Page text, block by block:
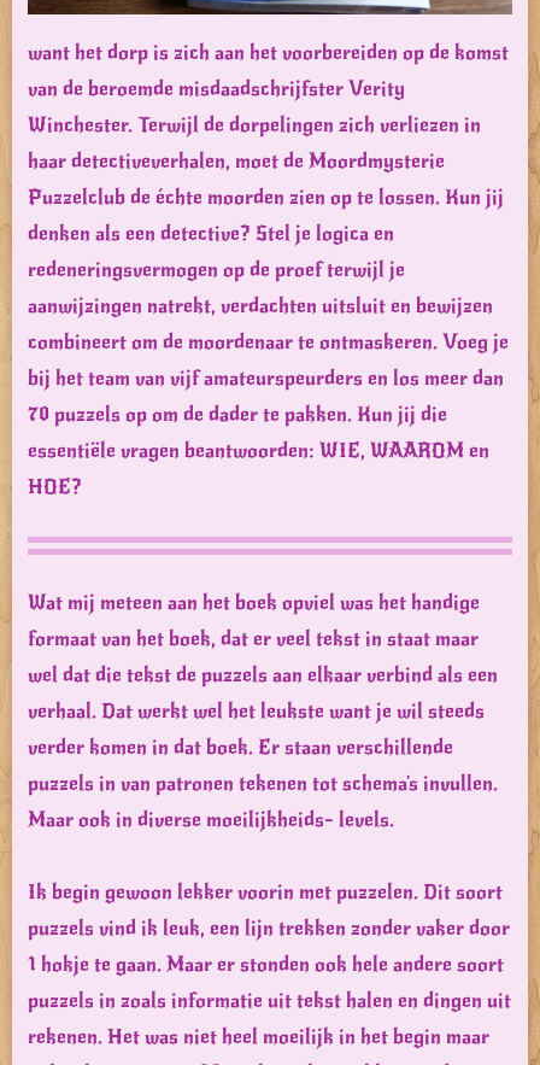
want het dorp is zich aan het voorbereiden op de komst
van de beroemde misdaadschrijfster Verity
Winchester. Terwijl de dorpelingen zich verliezen in
haar detectiveverhalen, moet de Moordmysterie
Puzzelclub de échte moorden zien op te lossen. Kun jij
denken als een detective? Stel je logica en
redeneringsvermogen op de proef terwijl je
aanwijzingen natrekt, verdachten uitsluit en bewijzen
combineert om de moordenaar te ontmaskeren. Voeg je
bij het team van vijf amateurspeurders en los meer dan
70 puzzels op om de dader te pakken. Kun jij die
essentiële vragen beantwoorden: WIE, WAAROM en
HOE?
Wat mij meteen aan het boek opviel was het handige
formaat van het boek, dat er veel tekst in staat maar
wel dat die tekst de puzzels aan elkaar verbind als een
verhaal. Dat werkt wel het leukste want je wil steeds
verder komen in dat boek. Er staan verschillende
puzzels in van patronen tekenen tot schema's invullen.
Maar ook in diverse moeilijkheids- levels.
Ik begin gewoon lekker voorin met puzzelen. Dit soort
puzzels vind ik leuk, een lijn trekken zonder vaker door
1 hokje te gaan. Maar er stonden ook hele andere soort
puzzels in zoals informatie uit tekst halen en dingen uit
rekenen. Het was niet heel moeilijk in het begin maar